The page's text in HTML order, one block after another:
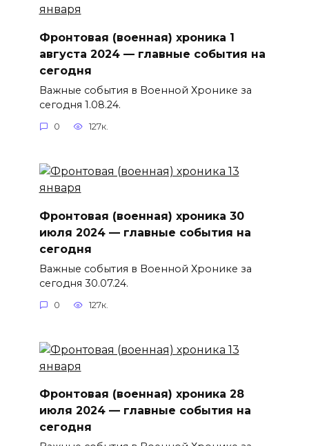
Фронтовая (военная) хроника 1
августа 2024 — главные события на
сегодня
Важные события в Военной Хронике за
сегодня 1.08.24.
0 127к.
Фронтовая (военная) хроника 30
июля 2024 — главные события на
сегодня
Важные события в Военной Хронике за
сегодня 30.07.24.
0 127к.
Фронтовая (военная) хроника 28
июля 2024 — главные события на
сегодня